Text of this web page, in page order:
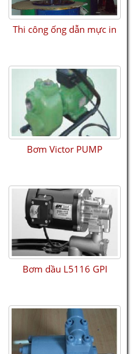
& CONTROLLER - ECHOPOD
Thi công ống dẫn mực in
Bơm Victor PUMP
Bơm dầu L5116 GPI